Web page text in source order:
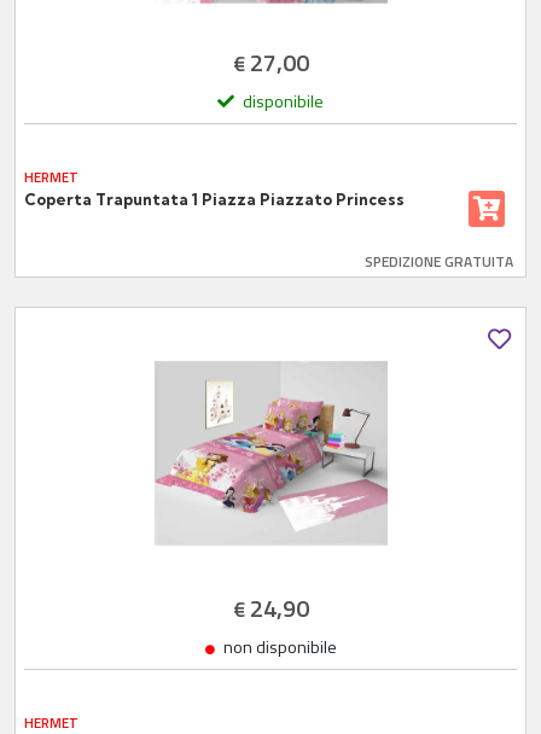
€27,00
disponibile
HERMET
Coperta Trapuntata 1 Piazza Piazzato Princess
SPEDIZIONE GRATUITA
€24,90
non disponibile
HERMET